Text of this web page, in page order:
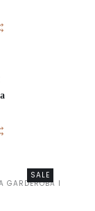
SALE
GARDEROBA I